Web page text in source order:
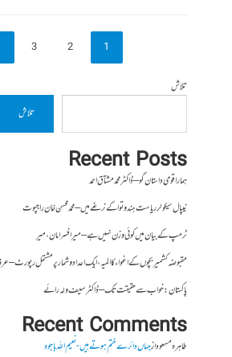
1
2
3
تلاش
تلاش
Recent Posts
ہمارا قومی داستان گو – ڈاکٹر محمد مشتاق احمد
نیپال سیکولر ریاست ہندوتوا کے نرغے میں – محمد محسن خان راجپوت
ٹرمپ کے بیان میں کوئی وزن نہیں ہے – میر افسرامان،میر
مقبوضہ کشمیر بچوں کے اغواء کا المیہ، ایک اعداد و شمار پر مشتمل رپورٹ –
پاکستان : خواب سے حقیقت تک – ڈاکٹر سیف ولہ رائے
Recent Comments
طاہرہ مسعودازجہاں دائرے ختم ہوتے ہیں- نعیم اللہ باجوہ